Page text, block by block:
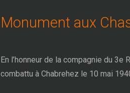
Monument aux
En l’honneur de la compagnie du
combattu à Chabrehez le 10 mai